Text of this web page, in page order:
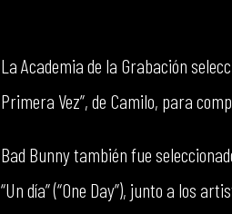
La Academia de la Grabación
Primera Vez”, de Camilo, para
Bad Bunny también fue
“Un día” (“One Day”), junto a los